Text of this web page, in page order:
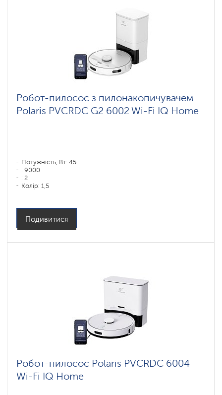
Робот-пилосос з пилонакопичувачем
Polaris PVCRDC G2 6002 Wi-Fi IQ Home
Потужність, Вт: 45
: 9000
: 2
Колір: 1,5
Бічні щітки: 1
Подивитися
Робот-пилосос Polaris PVCRDC 6004
Wi-Fi IQ Home